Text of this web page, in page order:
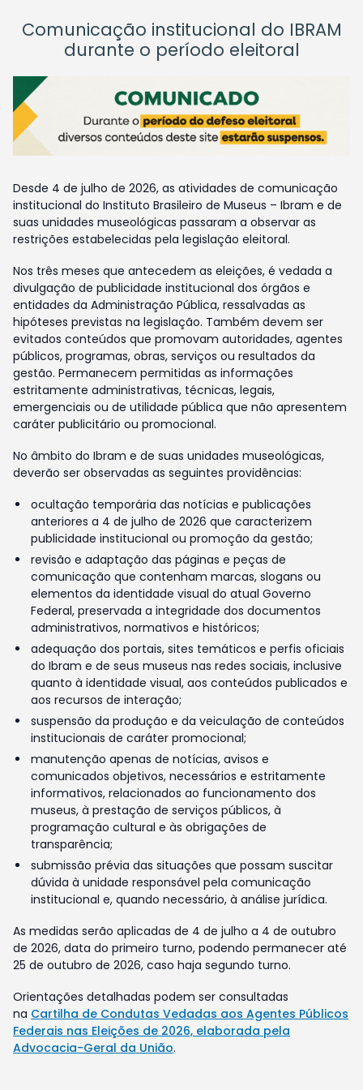
Comunicação institucional do IBRAM
durante o período eleitoral
Desde 4 de julho de 2026, as atividades de comunicação
institucional do Instituto Brasileiro de Museus – Ibram e de
suas unidades museológicas passaram a observar as
restrições estabelecidas pela legislação eleitoral.
Nos três meses que antecedem as eleições, é vedada a
divulgação de publicidade institucional dos órgãos e
entidades da Administração Pública, ressalvadas as
hipóteses previstas na legislação. Também devem ser
evitados conteúdos que promovam autoridades, agentes
públicos, programas, obras, serviços ou resultados da
gestão. Permanecem permitidas as informações
estritamente administrativas, técnicas, legais,
emergenciais ou de utilidade pública que não apresentem
caráter publicitário ou promocional.
No âmbito do Ibram e de suas unidades museológicas,
deverão ser observadas as seguintes providências:
ocultação temporária das notícias e publicações
anteriores a 4 de julho de 2026 que caracterizem
publicidade institucional ou promoção da gestão;
revisão e adaptação das páginas e peças de
comunicação que contenham marcas, slogans ou
elementos da identidade visual do atual Governo
Federal, preservada a integridade dos documentos
administrativos, normativos e históricos;
adequação dos portais, sites temáticos e perfis oficiais
do Ibram e de seus museus nas redes sociais, inclusive
quanto à identidade visual, aos conteúdos publicados e
aos recursos de interação;
suspensão da produção e da veiculação de conteúdos
institucionais de caráter promocional;
manutenção apenas de notícias, avisos e
comunicados objetivos, necessários e estritamente
informativos, relacionados ao funcionamento dos
museus, à prestação de serviços públicos, à
programação cultural e às obrigações de
transparência;
submissão prévia das situações que possam suscitar
dúvida à unidade responsável pela comunicação
institucional e, quando necessário, à análise jurídica.
As medidas serão aplicadas de 4 de julho a 4 de outubro
de 2026, data do primeiro turno, podendo permanecer até
25 de outubro de 2026, caso haja segundo turno.
Orientações detalhadas podem ser consultadas
na Cartilha de Condutas Vedadas aos Agentes Públicos
Federais nas Eleições de 2026, elaborada pela
Advocacia-Geral da União.